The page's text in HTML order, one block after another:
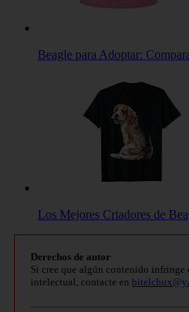
Beagle para Adoptar:
Los Mejores Criadores de
Derechos de autor
Si cree que algún contenido infringe
intelectual, contacte en